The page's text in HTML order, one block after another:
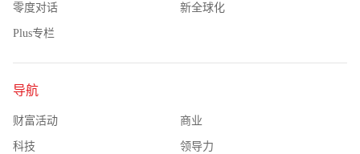
零度对话 新全球化
Plus专栏
导航
财富活动 商业
科技 领导力